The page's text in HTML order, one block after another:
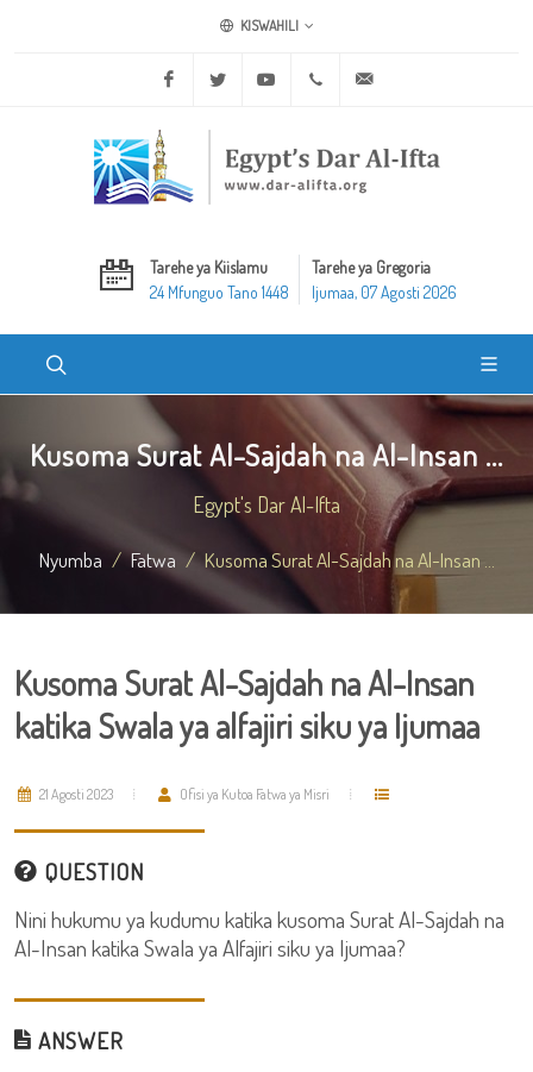
KISWAHILI
Facebook Twitter Youtube +20 2 25970400
Tarehe ya Kiislamu
24 Mfunguo Tano 1448
Tarehe ya Gregoria
Ijumaa, 07 Agosti 2026
Kusoma Surat Al-Sajdah na Al-Insan ...
Egypt's Dar Al-Ifta
Nyumba Fatwa Kusoma Surat Al-Sajdah na Al-Insan ...
Kusoma Surat Al-Sajdah na Al-Insan
katika Swala ya alfajiri siku ya Ijumaa
21 Agosti 2023 Ofisi ya Kutoa Fatwa ya Misri
QUESTION
Nini hukumu ya kudumu katika kusoma Surat Al-Sajdah na
Al-Insan katika Swala ya Alfajiri siku ya Ijumaa?
ANSWER